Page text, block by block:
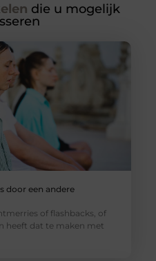
die u mogelijk
door een andere
of flashbacks, of
heeft dat te maken met